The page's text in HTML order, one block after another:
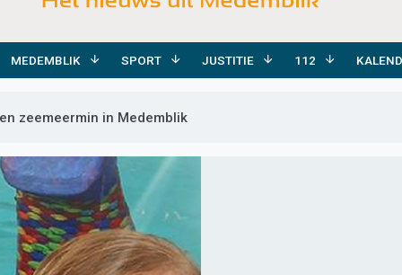
MEDEMBLIK SPORT JUSTITIE 112
zeemeermin in Medemblik